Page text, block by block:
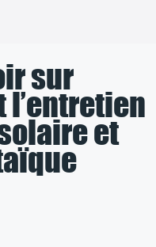
sur
l’entretien
et